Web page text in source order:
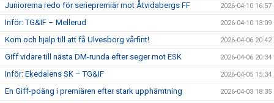
Juniorerna redo för seriepremiär mot Åtvidabergs FF 2026-04-10 16:57
Inför: TG&IF – Mellerud 2026-04-10 13:09
Kom och hjälp till att få Ulvesborg vårfint! 2026-04-06 20:42
Giff vidare till nästa DM-runda efter seger mot ESK 2026-04-06 20:34
Inför: Ekedalens SK – TG&IF 2026-04-05 15:34
En Giff-poäng i premiären efter stark upphämtning 2026-04-03 18:35